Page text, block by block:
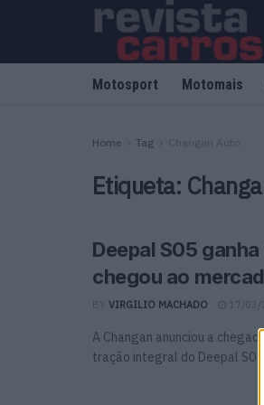
Motosport Motomais
Home Tag Changan Auto
Etiqueta:
Deepal S05
chegou ao
BY VIRGILIO MACHADO 17/03/
A Changan anunciou a
tração integral do Deepal